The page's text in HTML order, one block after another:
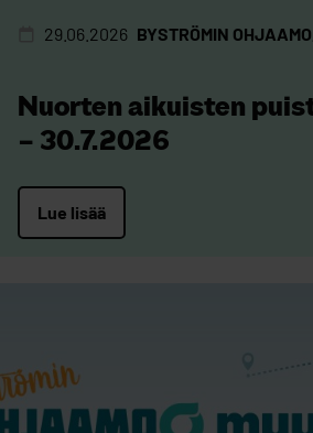
29.06.2026 BYSTRÖMIN
Nuorten aikuisten
– 30.7.2026
Lue lisää